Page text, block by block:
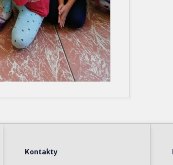
Kontakty